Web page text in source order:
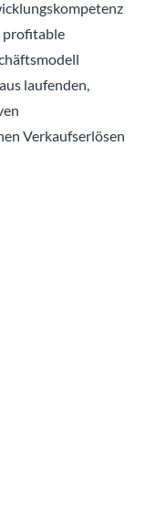
profitable
laufenden,
Verkaufserlösen